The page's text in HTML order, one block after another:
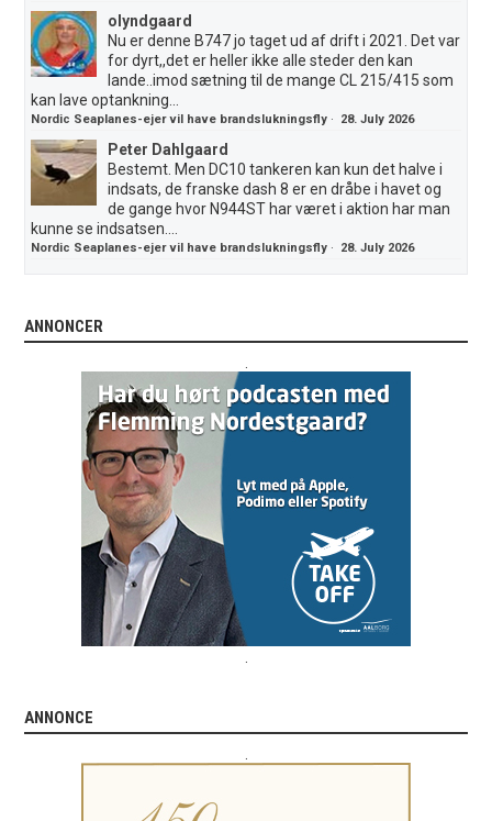
olyndgaard
Nu er denne B747 jo taget ud af drift i 2021. Det var
for dyrt,,det er heller ikke alle steder den kan
lande..imod sætning til de mange CL 215/415 som
kan lave optankning...
Nordic Seaplanes-ejer vil have brandslukningsfly · 28. July 2026
Peter Dahlgaard
Bestemt. Men DC10 tankeren kan kun det halve i
indsats, de franske dash 8 er en dråbe i havet og
de gange hvor N944ST har været i aktion har man
kunne se indsatsen....
Nordic Seaplanes-ejer vil have brandslukningsfly · 28. July 2026
ANNONCER
ANNONCE